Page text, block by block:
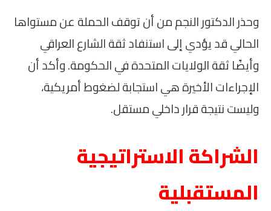
وحذر الدكتور النجم من أن توقف الحملة عن مستواها
الحالي قد يؤدي إلى استنفاد ثقة الشارع العراقي
وأيضًا ثقة الولايات المتحدة في الحكومة. وأكد أن
الإجراءات الأخيرة هي استجابة لضغوط أمريكية،
وليست نتيجة قرار داخلي مستقل.
الشراكة الاستراتيجية
المستقبلية